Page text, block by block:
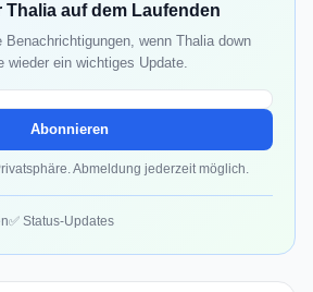
Thalia auf dem Laufenden
Benachrichtigungen, wenn Thalia down
wieder ein wichtiges Update.
Abonnieren
Abmeldung jederzeit möglich.
✅ Status-Updates